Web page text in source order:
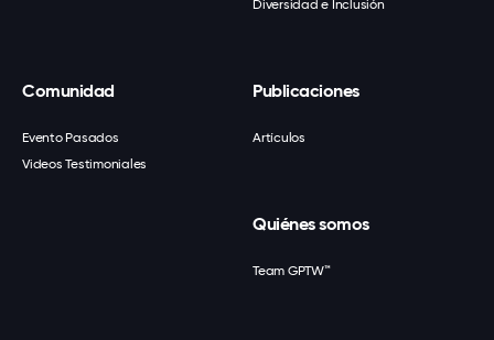
Diversidad e Inclusión
Comunidad
Evento Pasados
Videos Testimoniales
Publicaciones
Artículos
Quiénes somos
Team GPTW™